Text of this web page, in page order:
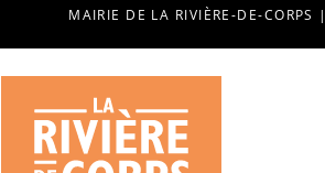
MAIRIE DE LA RIVIÈRE-DE-